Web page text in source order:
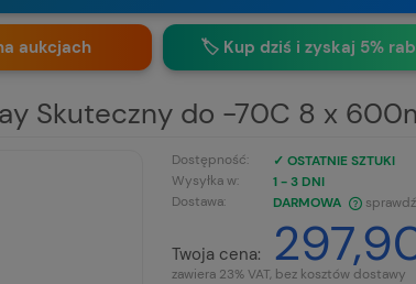
aukcjach 🏷️ Kup dziś i zyskaj 5%
Skuteczny do -70C 8 x
Dostępność:
✓ OSTATNIE SZTUKI
Wysyłka w:
1 - 3 DNI
Dostawa:
DARMOWA
CENA NIE ZAWIERA EWENTUALNYCH
KOSZTÓW PŁATNOŚCI
Twoja cena:
zawiera 23% VAT, bez kosztów dostawy